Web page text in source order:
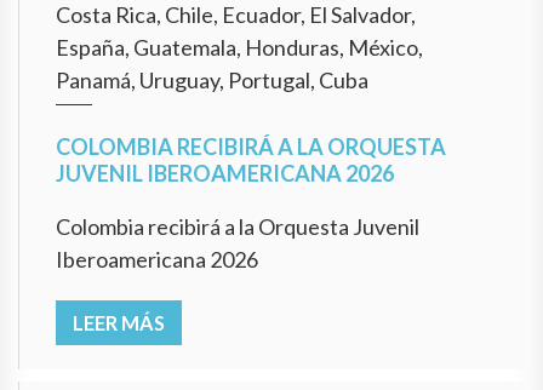
Costa Rica, Chile, Ecuador, El Salvador,
España, Guatemala, Honduras, México,
Panamá, Uruguay, Portugal, Cuba
COLOMBIA RECIBIRÁ A LA ORQUESTA
JUVENIL IBEROAMERICANA 2026
Colombia recibirá a la Orquesta Juvenil
Iberoamericana 2026
LEER MÁS